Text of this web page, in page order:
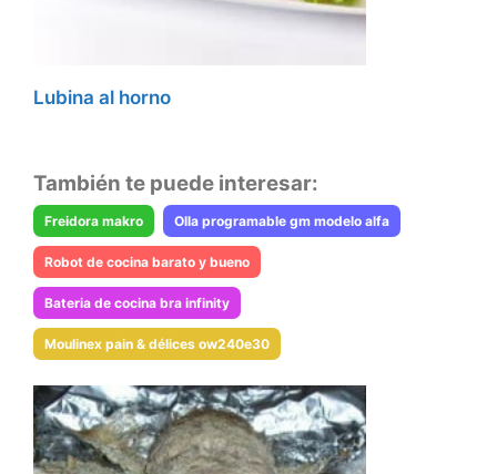
Lubina al horno
También te puede interesar:
Freidora makro Olla programable gm modelo alfa
Robot de cocina barato y bueno
Bateria de cocina bra infinity
Moulinex pain & délices ow240e30